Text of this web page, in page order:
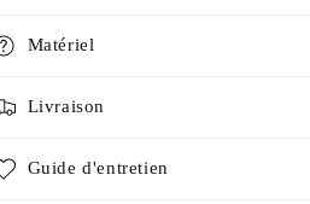
Matériel
Livraison
Guide d'entretien